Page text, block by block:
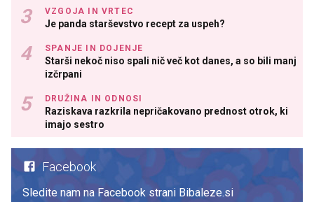
VZGOJA IN VRTEC
Je panda starševstvo recept za uspeh?
SPANJE IN DOJENJE
Starši nekoč niso spali nič več kot danes, a so bili manj
izčrpani
DRUŽINA IN ODNOSI
Raziskava razkrila nepričakovano prednost otrok, ki
imajo sestro
Facebook
Sledite nam na Facebook strani Bibaleze.si